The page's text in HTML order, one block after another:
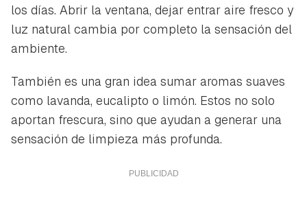
los días. Abrir la ventana, dejar entrar aire fresco y
luz natural cambia por completo la sensación del
ambiente.
También es una gran idea sumar aromas suaves
como lavanda, eucalipto o limón. Estos no solo
aportan frescura, sino que ayudan a generar una
sensación de limpieza más profunda.